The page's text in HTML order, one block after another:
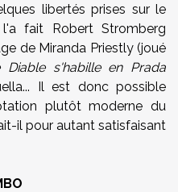
libertés prises sur le
fait Robert Stromberg
de Miranda Priestly (joué
Diable s'habille en Prada
Il est donc possible
plutôt moderne du
il pour autant satisfaisant